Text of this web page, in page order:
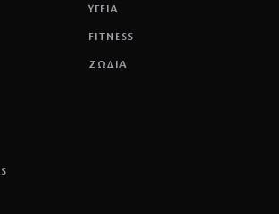
ΥΓΕΙΑ
FITNESS
ΖΩΔΙΑ